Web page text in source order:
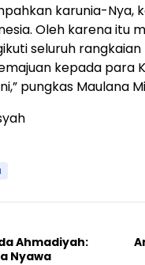
karunia-Nya,
Oleh karena itu
seluruh
kepada para
pungkas Maulana
Ahmadiyah:
Nyawa